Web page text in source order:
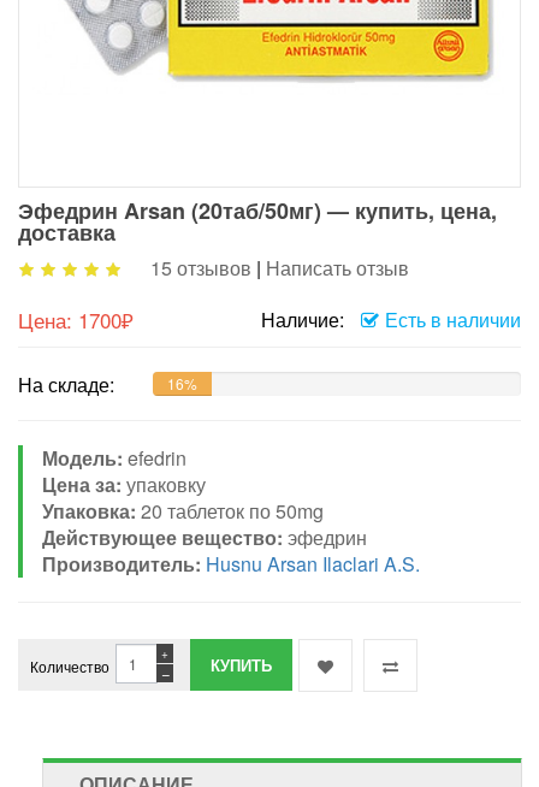
Эфедрин Arsan (20таб/50мг) — купить, цена,
доставка
15 отзывов | Написать отзыв
Цена: 1700₽ Наличие: Есть в наличии
На складе: 16%
Модель: efedrin
Цена за: упаковку
Упаковка: 20 таблеток по 50mg
Действующее вещество: эфедрин
Производитель: Husnu Arsan Ilaclari A.S.
Количество −
+